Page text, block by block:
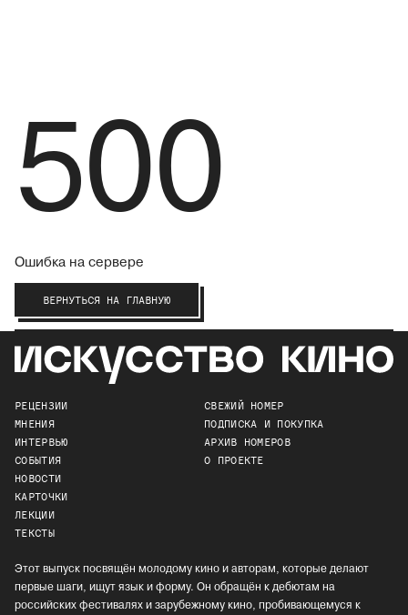
500
Ошибка на сервере
ВЕРНУТЬСЯ НА ГЛАВНУЮ
РЕЦЕНЗИИ
МНЕНИЯ
ИНТЕРВЬЮ
СОБЫТИЯ
НОВОСТИ
КАРТОЧКИ
ЛЕКЦИИ
ТЕКСТЫ
СВЕЖИЙ НОМЕР
ПОДПИСКА И ПОКУПКА
АРХИВ НОМЕРОВ
О ПРОЕКТЕ
Этот выпуск посвящён молодому кино и авторам, которые делают
первые шаги, ищут язык и форму. Он обращён к дебютам на
российских фестивалях и зарубежному кино, пробивающемуся к